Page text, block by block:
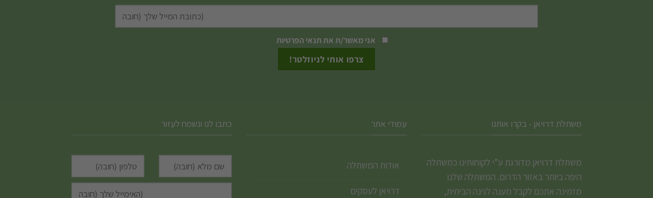
אני מאשר/ת אתתנאי הפרטיות
משתלת דרויאן - בקרו אותנו
משתלת דרויאן מדורגת ע”י לקוחותינו כמשתלה
היפה ביותר באזור הדרום. המשתלה שלנו
מזמינה אתכם לקבל מענה לגינה הביתית,
עמודי אתר
אודות המשתלה
דרויאן לעסקים
כתבו לנו ונשמח לעזור